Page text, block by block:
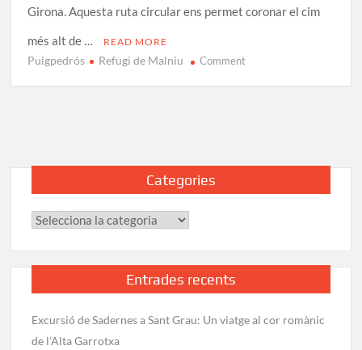
Girona. Aquesta ruta circular ens permet coronar el cim
més alt de …
READ MORE
Puigpedrós Refugi de Malniu Commenton
des
Categories
Categories
Entrades recents
Excursió de Sadernes a Sant Grau: Un viatge al cor romànic
de l’Alta Garrotxa